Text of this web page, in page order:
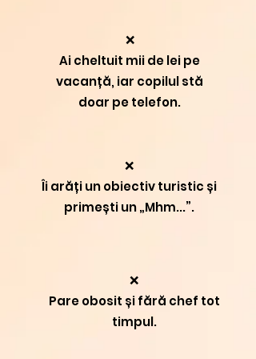
❌
Ai cheltuit mii de lei pe
vacanță, iar copilul stă
doar pe telefon.
❌
Îi arăți un obiectiv turistic și
primești un „Mhm...”.
❌
Pare obosit și fără chef tot
timpul.